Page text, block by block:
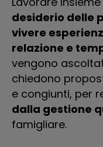
desiderio delle
vivere
relazione e
vengono
chiedono
e congiunti, per
dalla gestione
famigliare.